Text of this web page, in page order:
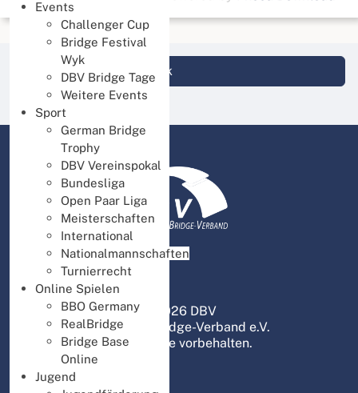
Events
Challenger Cup
Bridge Festival
Wyk
DBV Bridge Tage
Weitere Events
Sport
German Bridge
Trophy
DBV Vereinspokal
Bundesliga
Open Paar Liga
Meisterschaften
International
Nationalmannschaften
Turnierrecht
Online Spielen
BBO Germany
RealBridge
Bridge Base
Online
Jugend
Login DBV Datenbank
© 2026 DBV
Deutscher Bridge-Verband e.V.
Alle Rechte vorbehalten.